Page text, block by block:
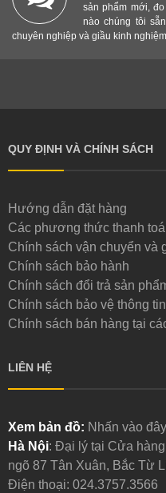
sản phẩm mới,
nào chúng tôi
chuyên nghiệp và giầu kinh
QUY ĐỊNH VÀ CHÍNH SÁCH
Hướng dẫn đặt hàng
Các phương thức thanh
Chính sách vận chuyển và
Chính sách bảo hành
Chính sách đổi trả sản
Chính sách bảo vệ thông
Chính sách bán hàng tại
LIÊN HỆ
Xem bản đồ: Nhấn vào
Hà Nội: Đại lý tại Cửa
ngõ 87 Tân Xuân, Bắc Từ
Điện thoại: 024.3757.3566